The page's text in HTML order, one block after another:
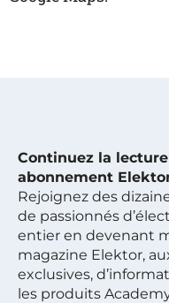
Continuez la
abonnement
Rejoignez des
de passionnés
entier en devenant
magazine Elektor,
exclusives,
les produits